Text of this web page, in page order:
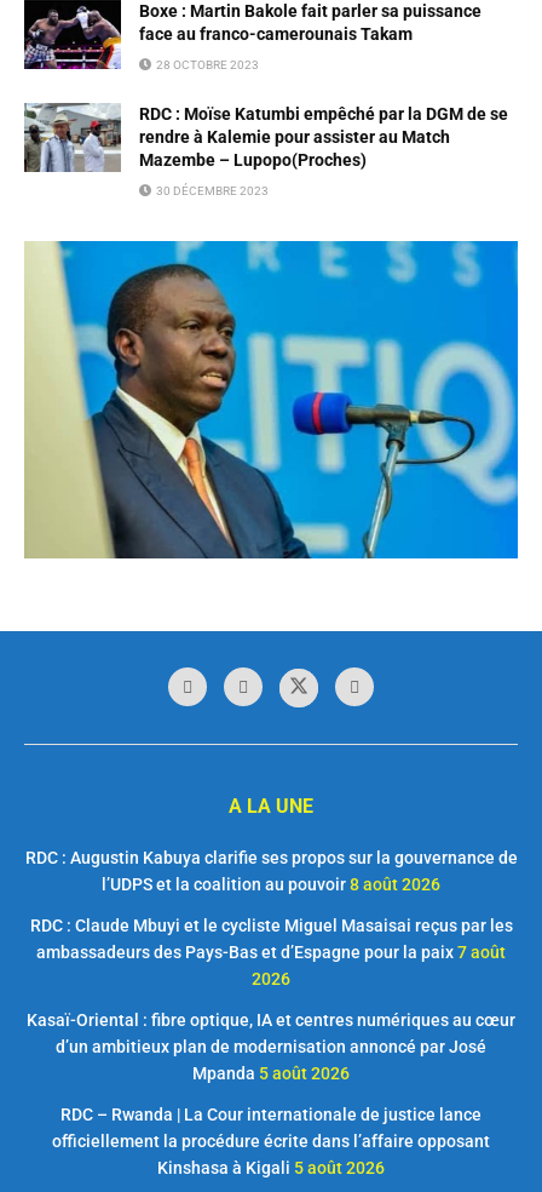
Boxe : Martin Bakole fait parler sa puissance
face au franco-camerounais Takam
28 OCTOBRE 2023
RDC : Moïse Katumbi empêché par la DGM de se
rendre à Kalemie pour assister au Match
Mazembe – Lupopo(Proches)
30 DÉCEMBRE 2023
A LA UNE
RDC : Augustin Kabuya clarifie ses propos sur la gouvernance de
l’UDPS et la coalition au pouvoir8 août 2026
RDC : Claude Mbuyi et le cycliste Miguel Masaisai reçus par les
ambassadeurs des Pays-Bas et d’Espagne pour la paix7 août
2026
Kasaï-Oriental : fibre optique, IA et centres numériques au cœur
d’un ambitieux plan de modernisation annoncé par José
Mpanda 5 août 2026
RDC – Rwanda | La Cour internationale de justice lance
officiellement la procédure écrite dans l’affaire opposant
Kinshasa à Kigali 5 août 2026